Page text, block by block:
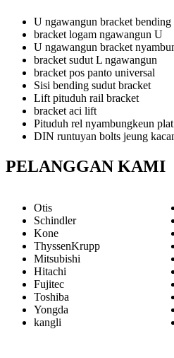
U ngawangun bracket bending
bracket logam ngawangun U
U ngawangun bracket
bracket sudut L ngawangun
bracket pos panto universal
Sisi bending sudut bracket
Lift pituduh rail bracket
bracket aci lift
Pituduh rel nyambungkeun plat
DIN runtuyan bolts jeung
PELANGGAN KAMI
Otis
Schindler
Kone
ThyssenKrupp
Mitsubishi
Hitachi
Fujitec
Toshiba
Yongda
kangli